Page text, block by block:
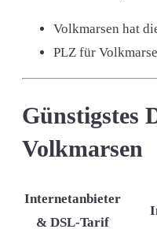
Volkmarsen hat
PLZ für
Günstigstes
Volkmarsen
Internetanbieter
& DSL-Tarif